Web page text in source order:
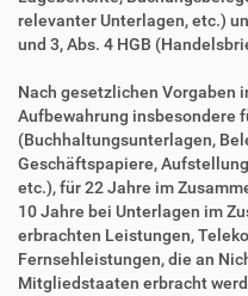
relevanter Unterlagen, etc.)
und 3, Abs. 4 HGB
Nach gesetzlichen Vorgaben
Aufbewahrung insbesondere
(Buchhaltungsunterlagen,
Geschäftspapiere,
etc.), für 22 Jahre im
10 Jahre bei Unterlagen im
erbrachten Leistungen,
Fernsehleistungen, die an
Mitgliedstaaten erbracht